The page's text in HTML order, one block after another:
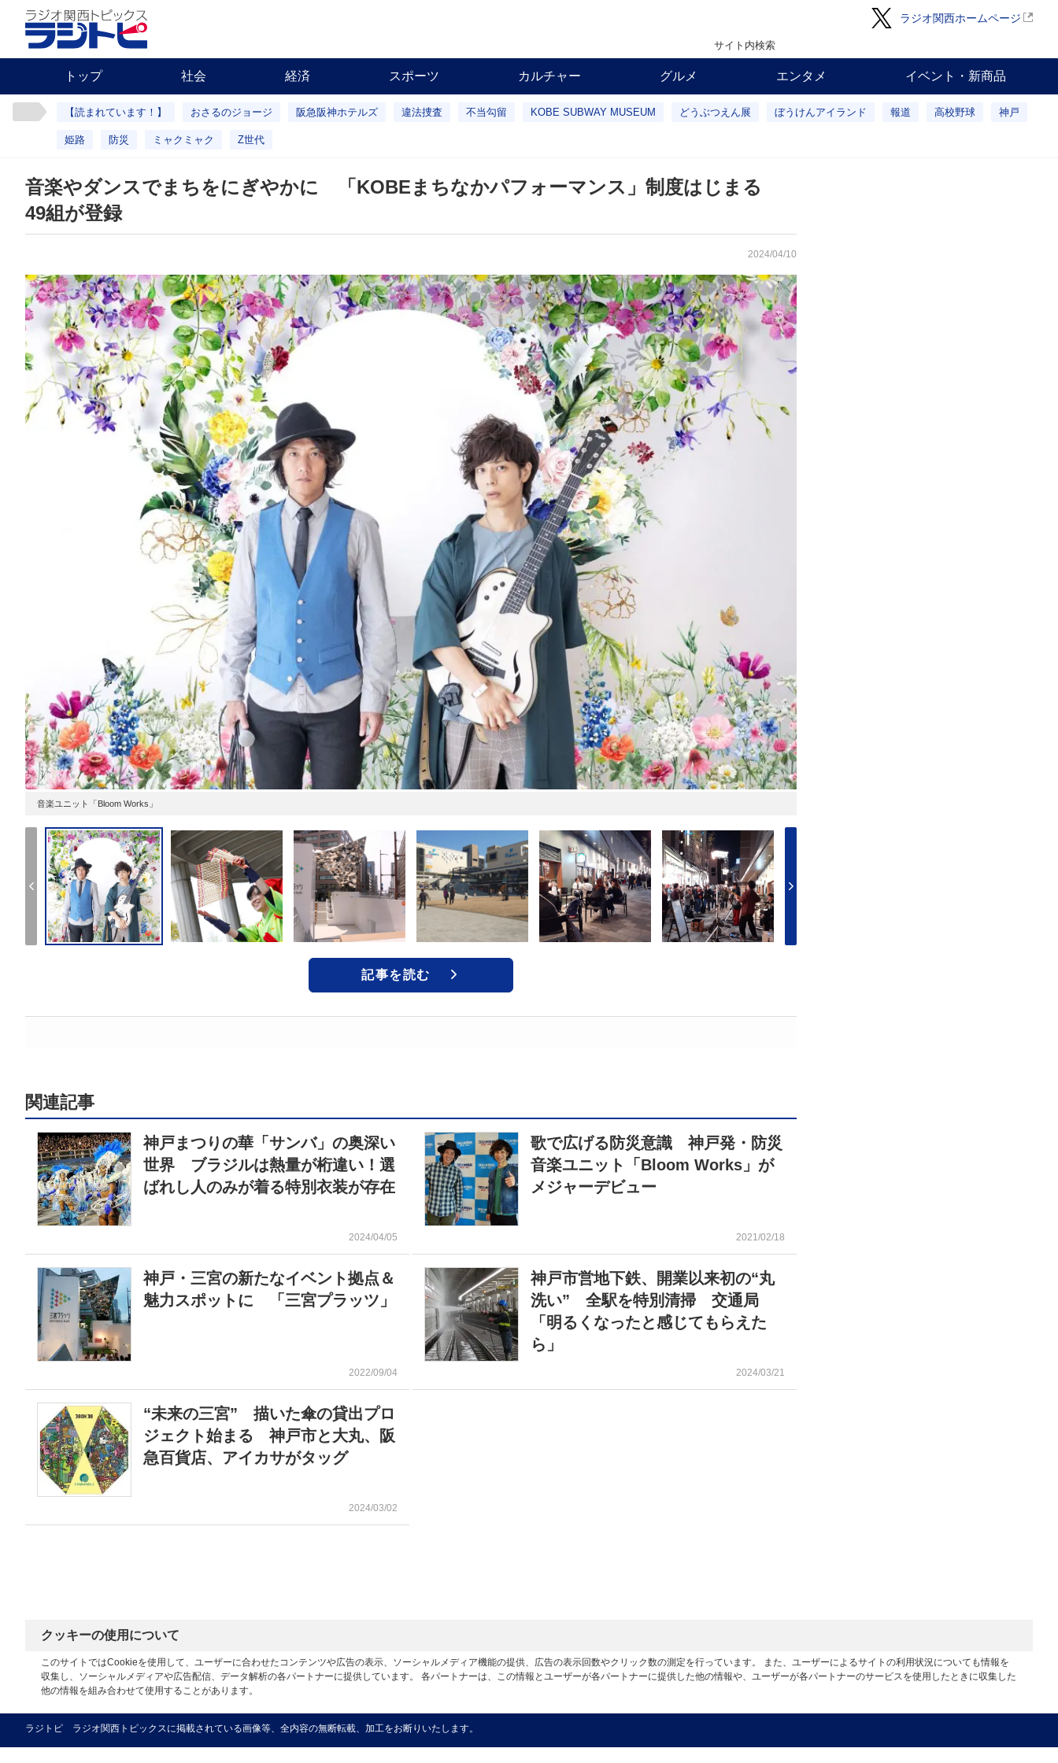
ラジオ関西ホームページ
サイト内検索
トップ 社会 経済 スポーツ カルチャー グルメ エンタメ イベント・新商品
【読まれています！】 おさるのジョージ 阪急阪神ホテルズ 違法捜査 不当勾留 KOBE SUBWAY MUSEUM どうぶつえん展 ぼうけんアイランド 報道 高校野球 神戸
姫路 防災 ミャクミャク Z世代
音楽やダンスでまちをにぎやかに 「KOBEまちなかパフォーマンス」制度はじまる
49組が登録
2024/04/10
音楽ユニット「Bloom Works」
記事を読む
関連記事
神戸まつりの華「サンバ」の奥深い
世界 ブラジルは熱量が桁違い！選
ばれし人のみが着る特別衣装が存在
2024/04/05
歌で広げる防災意識 神戸発・防災
音楽ユニット「Bloom Works」が
メジャーデビュー
2021/02/18
神戸・三宮の新たなイベント拠点＆
魅力スポットに 「三宮プラッツ」
2022/09/04
神戸市営地下鉄、開業以来初の“丸
洗い” 全駅を特別清掃 交通局
「明るくなったと感じてもらえた
ら」
2024/03/21
“未来の三宮” 描いた傘の貸出プロ
ジェクト始まる 神戸市と大丸、阪
急百貨店、アイカサがタッグ
2024/03/02
クッキーの使用について
このサイトではCookieを使用して、ユーザーに合わせたコンテンツや広告の表示、ソーシャルメディア機能の提供、広告の表示回数やクリック数の測定を行っています。 また、ユーザーによるサイトの利用状況についても情報を
収集し、ソーシャルメディアや広告配信、データ解析の各パートナーに提供しています。 各パートナーは、この情報とユーザーが各パートナーに提供した他の情報や、ユーザーが各パートナーのサービスを使用したときに収集した
他の情報を組み合わせて使用することがあります。
ラジトピ ラジオ関西トピックスに掲載されている画像等、全内容の無断転載、加工をお断りいたします。